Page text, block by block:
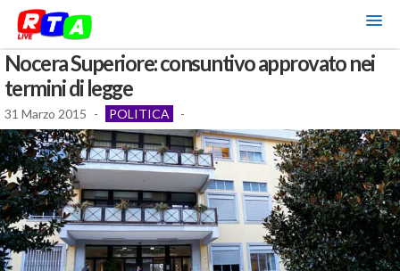
Nocera Superiore: consuntivo approvato nei
termini di legge
31 Marzo 2015 - POLITICA -